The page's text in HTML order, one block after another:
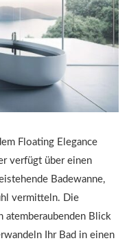
Floating Elegance
verfügt über einen
Badewanne,
vermitteln. Die
atemberaubenden Blick
Ihr Bad in einen